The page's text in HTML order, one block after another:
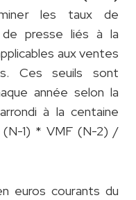
les taux de
de presse liés à la
aux ventes
Ces seuils sont
année selon la
à la centaine
(N-1) * VMF (N-2) /
euros courants du